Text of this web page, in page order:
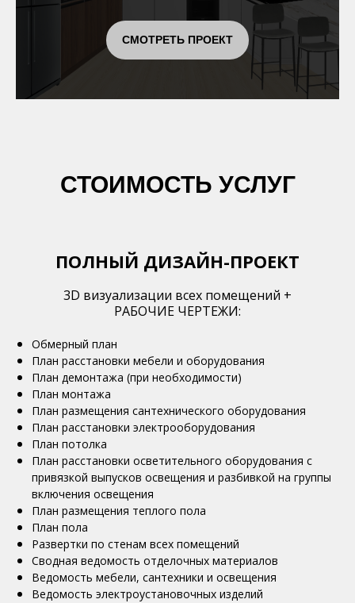
СМОТРЕТЬ ПРОЕКТ
СТОИМОСТЬ УСЛУГ
ПОЛНЫЙ ДИЗАЙН-ПРОЕКТ
3D визуализации всех помещений +
РАБОЧИЕ ЧЕРТЕЖИ:
Обмерный план
План расстановки мебели и оборудования
План демонтажа (при необходимости)
План монтажа
План размещения сантехнического оборудования
План расстановки электрооборудования
План потолка
План расстановки осветительного оборудования с
привязкой выпусков освещения и разбивкой на группы
включения освещения
План размещения теплого пола
План пола
Развертки по стенам всех помещений
Сводная ведомость отделочных материалов
Ведомость мебели, сантехники и освещения
Ведомость электроустановочных изделий